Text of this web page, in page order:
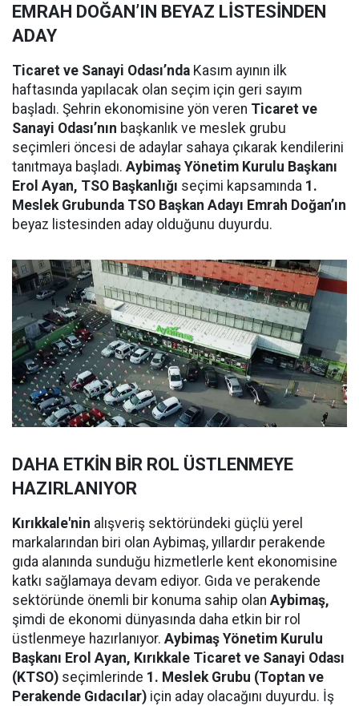
EMRAH DOĞAN’IN BEYAZ LİSTESİNDEN
ADAY
Ticaret ve Sanayi Odası’nda Kasım ayının ilk
haftasında yapılacak olan seçim için geri sayım
başladı. Şehrin ekonomisine yön veren Ticaret ve
Sanayi Odası’nın başkanlık ve meslek grubu
seçimleri öncesi de adaylar sahaya çıkarak kendilerini
tanıtmaya başladı. Aybimaş Yönetim Kurulu Başkanı
Erol Ayan, TSO Başkanlığı seçimi kapsamında 1.
Meslek Grubunda TSO Başkan Adayı Emrah Doğan’ın
beyaz listesinden aday olduğunu duyurdu.
DAHA ETKİN BİR ROL ÜSTLENMEYE
HAZIRLANIYOR
Kırıkkale'nin alışveriş sektöründeki güçlü yerel
markalarından biri olan Aybimaş, yıllardır perakende
gıda alanında sunduğu hizmetlerle kent ekonomisine
katkı sağlamaya devam ediyor. Gıda ve perakende
sektöründe önemli bir konuma sahip olan Aybimaş,
şimdi de ekonomi dünyasında daha etkin bir rol
üstlenmeye hazırlanıyor. Aybimaş Yönetim Kurulu
Başkanı Erol Ayan, Kırıkkale Ticaret ve Sanayi Odası
(KTSO) seçimlerinde 1. Meslek Grubu (Toptan ve
Perakende Gıdacılar) için aday olacağını duyurdu. İş